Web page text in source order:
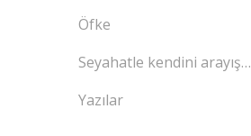
Öfke
Seyahatle kendini arayış…
Yazılar